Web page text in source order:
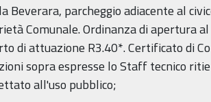
Beverara, parcheggio adiacente al
Comunale. Ordinanza di apertura
di attuazione R3.40*. Certificato di
sopra espresse lo Staff tecnico
all'uso pubblico;